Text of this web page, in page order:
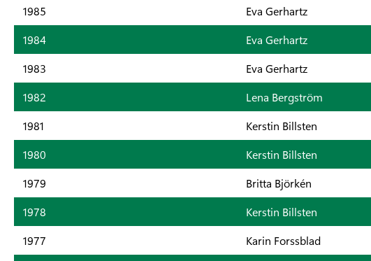
1985
Eva Gerhartz
1984
Eva Gerhartz
1983
Eva Gerhartz
1982
Lena Bergström
1981
Kerstin Billsten
1980
Kerstin Billsten
1979
Britta Björkén
1978
Kerstin Billsten
1977
Karin Forssblad